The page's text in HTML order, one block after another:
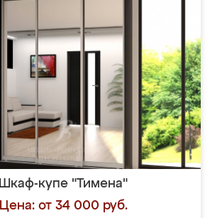
Шкаф-купе "Тимена"
Цена: от 34 000 руб.